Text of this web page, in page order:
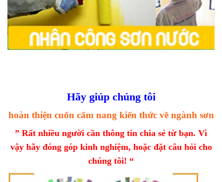
Hãy giúp chúng tôi
hoàn thiện cuốn cẩm nang kiến thức về ngành sơn
” Rất nhiều người cần thông tin chia sẻ từ bạn. Vì
vậy hãy đóng góp kinh nghiệm, hoặc đặt câu hỏi cho
chúng tôi! “